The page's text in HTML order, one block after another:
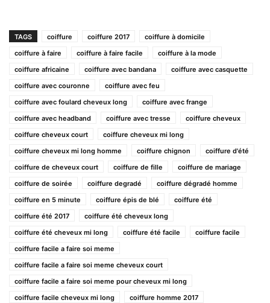
TAGS coiffure coiffure 2017
coiffure à domicile
coiffure à faire
coiffure à faire facile
coiffure à la mode
coiffure africaine
coiffure avec bandana
coiffure avec casquette
coiffure avec couronne
coiffure avec feu
coiffure avec foulard cheveux long
coiffure avec frange
coiffure avec headband
coiffure avec tresse
coiffure cheveux
coiffure cheveux court
coiffure cheveux mi long
coiffure cheveux mi long homme
coiffure chignon
coiffure d'été
coiffure de cheveux court
coiffure de fille
coiffure de mariage
coiffure de soirée
coiffure degradé
coiffure dégradé homme
coiffure en 5 minute
coiffure épis de blé
coiffure été
coiffure été 2017
coiffure été cheveux long
coiffure été cheveux mi long
coiffure été facile
coiffure facile
coiffure facile a faire soi meme
coiffure facile a faire soi meme cheveux court
coiffure facile a faire soi meme pour cheveux mi long
coiffure facile cheveux mi long
coiffure homme 2017